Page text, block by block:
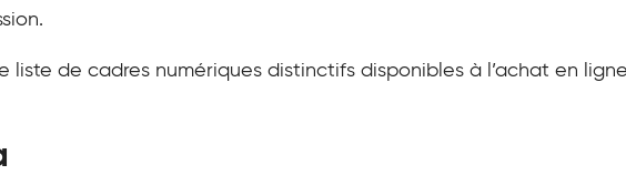
liste de cadres numériques distinctifs disponibles à l’achat en